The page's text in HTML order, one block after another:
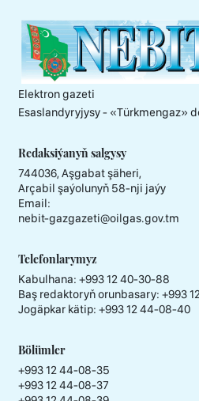
Elektron gazeti
Esaslandyryjysy - «Тürkmengaz»
Redaksiýanyň salgysy
744036, Aşgabat şäheri,
Arçabil şaýolunyň 58-nji jaýy
Email:
nebit-gazgazeti@oilgas.gov.tm
Telefonlarymyz
Kabulhana: +993 12 40-30-88
Baş redaktoryň orunbasary: +993
Jogäpkar kätip: +993 12 44-08-40
Bölümler
+993 12 44-08-35
+993 12 44-08-37